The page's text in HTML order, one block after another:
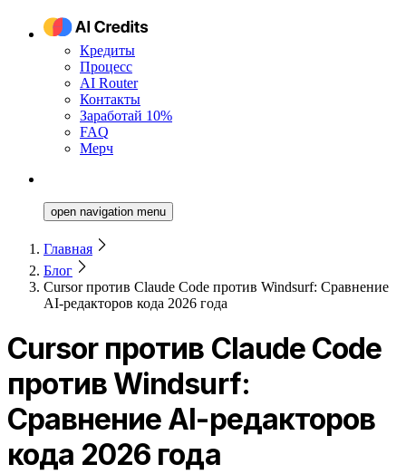
Кредиты
Процесс
AI Router
Контакты
Заработай 10%
FAQ
Мерч
open navigation menu
Главная
Блог
Cursor против Claude Code против Windsurf: Сравнение
AI-редакторов кода 2026 года
Cursor против Claude Code
против Windsurf:
Сравнение AI-редакторов
кода 2026 года